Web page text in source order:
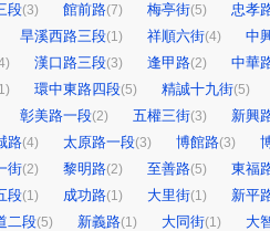
段(3) 館前路(7) 梅亭街(5) 忠孝
旱溪西路三段(1) 祥順六街(4) 中
漢口路三段(3) 逢甲路(2) 中華
環中東路四段(5) 精誠十九街(5)
彰美路一段(2) 五權三街(3) 新興
路(4) 太原路一段(3) 博館路(3)
街(2) 黎明路(2) 至善路(5) 東福
段(1) 成功路(1) 大里街(1) 新平
二段(5) 新義路(1) 大同街(1) 大